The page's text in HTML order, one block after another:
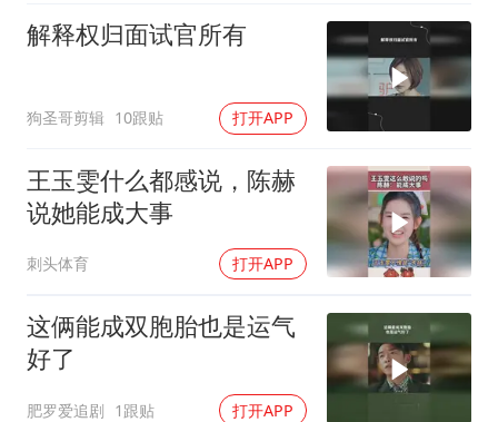
解释权归面试官所有
狗圣哥剪辑 10跟贴 打开APP
王玉雯什么都感说，陈赫
说她能成大事
刺头体育 打开APP
这俩能成双胞胎也是运气
好了
肥罗爱追剧 1跟贴 打开APP